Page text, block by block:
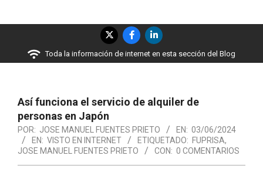
LA
RED
navegación
Toda la información de internet en esta sección del Blog
Así funciona el servicio de alquiler de
personas en Japón
POR: JOSE MANUEL FUENTES PRIETO EN: 03/06/2024
EN: VISTO EN INTERNET ETIQUETADO: FUPRISA,
JOSE MANUEL FUENTES PRIETO
CON: 0 COMENTARIOS